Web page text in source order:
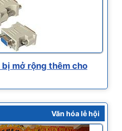
mở rộng thêm cho
Văn hóa lễ hội